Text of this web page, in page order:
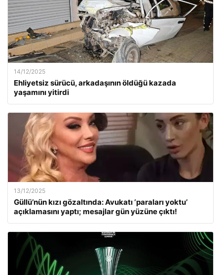
14/12/2025
Ehliyetsiz sürücü, arkadaşının öldüğü kazada
yaşamını yitirdi
13/12/2025
Güllü’nün kızı gözaltında: Avukatı ‘paraları yoktu’
açıklamasını yaptı; mesajlar gün yüzüne çıktı!